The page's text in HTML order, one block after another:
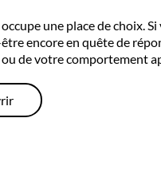
une place de choix. Si
encore en quête de
de votre comportement